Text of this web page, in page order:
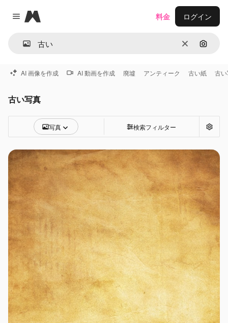
Close menu
Magnific
消去 画像で
料金 ログイン
AI 画像を作成 AI 動画を作成 廃墟 アンティーク 古い紙 古
古い写真
写真 検索フィルター